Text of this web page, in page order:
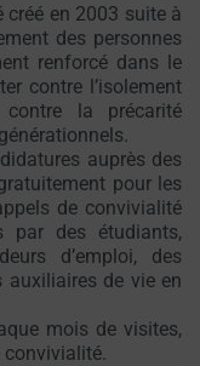
créé en 2003 suite à
des personnes
renforcé dans le
contre l’isolement
la précarité
auprès des
pour les
de convivialité
par des étudiants,
d’emploi, des
auxiliaires de vie en
mois de visites,
convivialité.